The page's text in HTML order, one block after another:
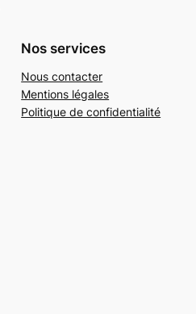
Nos services
Nous contacter
Mentions légales
Politique de confidentialité